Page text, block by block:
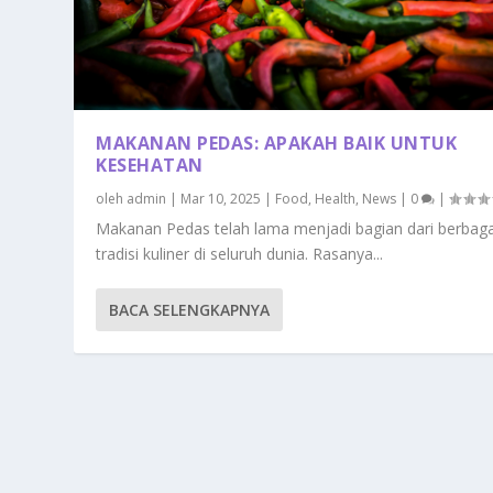
MAKANAN PEDAS: APAKAH BAIK UNTUK
KESEHATAN
oleh admin | Mar 10, 2025 | Food, Health, News | 0 |
Makanan Pedas telah lama menjadi bagian dari
tradisi kuliner di seluruh dunia. Rasanya...
BACA SELENGKAPNYA